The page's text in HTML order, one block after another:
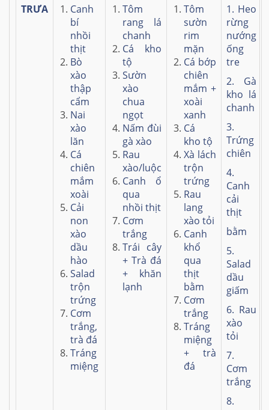
TRƯA
Canh
bí
nhồi
thịt
Bò
xào
thập
cẩm
Nai
xào
lăn
Cá
chiên
mắm
xoài
Cải
non
xào
dầu
hào
Salad
trộn
trứng
Cơm
trắng,
trà đá
Tráng
miệng
Tôm
rang lá
chanh
Cá kho
tộ
Sườn
xào
chua
ngọt
Nấm đùi
gà xào
Rau
xào/luộc
Canh ổ
qua
nhồi thịt
Cơm
trắng
Trái cây
+ Trà đá
+ khăn
lạnh
Tôm
sườn
rim
mặn
Cá bớp
chiên
mắm +
xoài
xanh
Cá
kho tộ
Xà lách
trộn
trứng
Rau
lang
xào tỏi
Canh
khổ
qua
thịt
bằm
Cơm
trắng
Tráng
miệng
+ trà
đá
1. Heo
rừng
nướng
ống
tre
2. Gà
kho lá
chanh
3.
Trứng
chiên
4.
Canh
cải
thịt
bằm
5.
Salad
dầu
giấm
6. Rau
xào
tỏi
7.
Cơm
trắng
8.